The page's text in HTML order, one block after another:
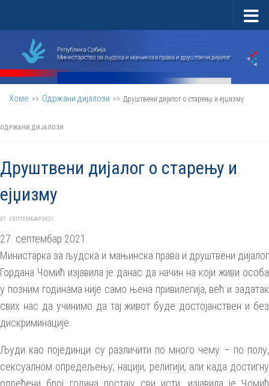
Хоме >> Одржани дијалози >> Друштвени дијалог о старењу и ејџизму
ОДРЖАНИ ДИЈАЛОЗИ
Друштвени дијалог о старењу и
ејџизму
27. СЕПТЕМБАР 2021.
27. септембар 2021.
Министарка за људска и мањинска права и друштвени дијалог
Гордана Чомић изјавила је данас да начин на који живи особа
у позним годинама није само њена привилегија, већ и задатак
свих нас да учинимо да тај живот буде достојанствен и без
дискриминације.
Људи као појединци су различити по много чему – по полу,
сексуалном опредељењу, нацији, религији, али када достигну